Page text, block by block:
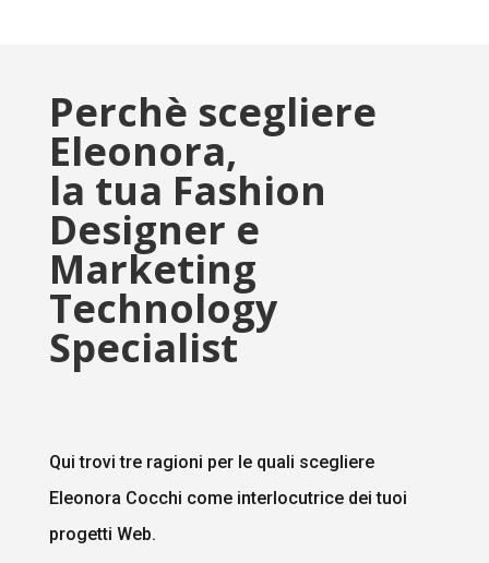
Perchè scegliere
Eleonora,
la tua Fashion
Designer e
Marketing
Technology
Specialist
Qui trovi tre ragioni per le quali scegliere
Eleonora Cocchi come interlocutrice dei tuoi
progetti Web.